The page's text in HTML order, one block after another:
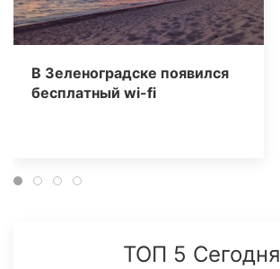
В Зеленоградске появился
бесплатный wi-fi
ТОП 5 Сегодня